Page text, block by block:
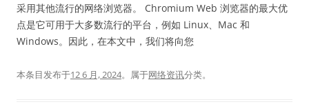
采用其他流行的网络浏览器。 Chromium Web 浏览器的最大优
点是它可用于大多数流行的平台，例如 Linux、Mac 和
Windows。因此，在本文中，我们将向您
本条目发布于12 6 月, 2024。属于网络资讯分类。